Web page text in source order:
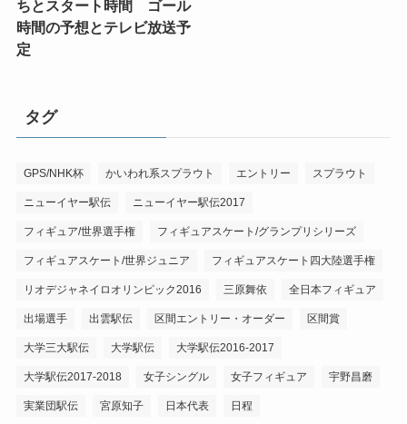
ちとスタート時間 ゴール
時間の予想とテレビ放送予
定
タグ
GPS/NHK杯 かいわれ系スプラウト エントリー スプラウト
ニューイヤー駅伝 ニューイヤー駅伝2017
フィギュア/世界選手権 フィギュアスケート/グランプリシリーズ
フィギュアスケート/世界ジュニア フィギュアスケート四大陸選手権
リオデジャネイロオリンピック2016 三原舞依 全日本フィギュア
出場選手 出雲駅伝 区間エントリー・オーダー 区間賞
大学三大駅伝 大学駅伝 大学駅伝2016-2017
大学駅伝2017-2018 女子シングル 女子フィギュア 宇野昌磨
実業団駅伝 宮原知子 日本代表 日程